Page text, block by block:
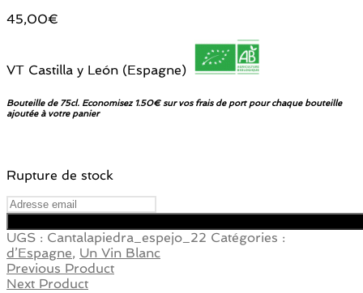
45,00€
VT Castilla y León (Espagne)
Bouteille de 75cl. Economisez 1.50€ sur vos frais de port pour chaque bouteille
ajoutée à votre panier
Rupture de stock
UGS : Cantalapiedra_espejo_22 Catégories :
d’Espagne, Un Vin Blanc
Previous Product
Next Product